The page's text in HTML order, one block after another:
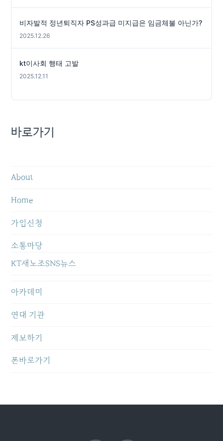
비자발적 정년퇴직자 PS성과급 미지급은 임금체불 아닌가?
2025.12.26
kt이사회 행태 고발
2025.12.11
바로가기
About
Home
가입신청
소통마당
KT새노조SNS뉴스
아카데미
연대 기관
제보하기
폰바로가기